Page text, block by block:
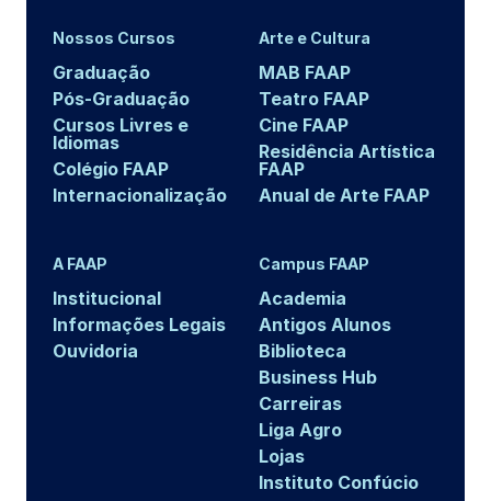
Nossos Cursos
Graduação
Pós-Graduação
Cursos Livres e
Idiomas
Colégio FAAP
Internacionalização
Arte e Cultura
MAB FAAP
Teatro FAAP
Cine FAAP
Residência Artística
FAAP
Anual de Arte FAAP
A FAAP
Institucional
Informações Legais
Ouvidoria
Campus FAAP
Academia
Antigos Alunos
Biblioteca
Business Hub
Carreiras
Liga Agro
Lojas
Instituto Confúcio